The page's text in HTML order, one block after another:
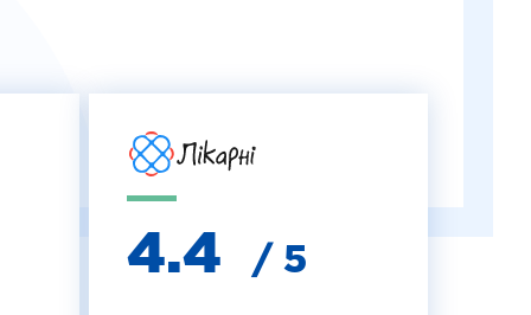
4.4 / 5